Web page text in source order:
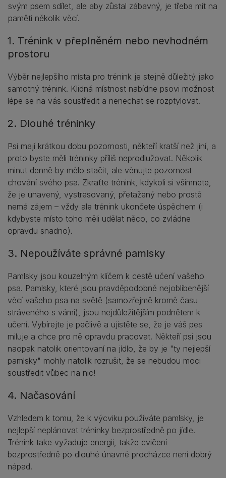
svým psem sdílet, ale aby zůstal zábavný, je třeba mít na
paměti několik věcí.
1. Trénink v přeplněném nebo nevhodném
prostoru
Výběr nejlepšího místa pro trénink je stejně důležitý jako
samotný trénink. Klidná místnost nabídne psovi možnost
lépe se na vás soustředit a nenechat se rozptylovat.
2. Dlouhé tréninky
Psi mají krátkou dobu pozornosti, někteří kratší než jiní, a
proto byste měli tréninky příliš neprodlužovat. Několik
minut denně by mělo stačit, ale věnujte pozornost
chování svého psa. Zkraťte trénink, kdykoli si všimnete,
že je unavený, vystresovaný, přetažený nebo prostě
nemá zájem – vždy ale trénink ukončete úspěchem (i
kdybyste místo toho měli udělat něco, co zvládne
opravdu snadno).
3. Nepoužíváte správné pamlsky
Pamlsky jsou kouzelným klíčem k cestě učení vašeho
psa. Pamlsky, které jsou pravděpodobně nejoblíbenější
věcí vašeho psa na světě (samozřejmě kromě času
stráveného s vámi), jsou nejdůležitějším podnětem k
učení. Vybírejte je pečlivě a ujistěte se, že je váš pes
miluje a chce pro ně opravdu pracovat. Někteří psi jsou
naopak natolik orientovaní na jídlo, že by je "ty nejlepší
pamlsky" mohly natolik rozrušit, že se nebudou moci
soustředit vůbec na nic!
4. Načasování
Vzhledem k tomu, že k výcviku používáte pamlsky, je
nejlepší neplánovat tréninky bezprostředně po jídle.
Trénink take vyžaduje energii, takže cvičení
bezprostředně po dlouhé únavné procházce není dobrý
nápad.